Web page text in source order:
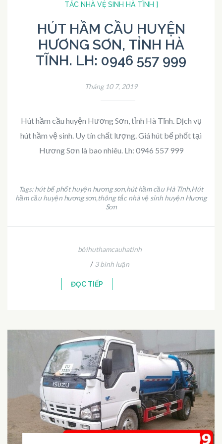
TẮC NHÀ VỆ SINH HÀ TĨNH ]
HÚT HẦM CẦU HUYỆN
HƯƠNG SƠN, TỈNH HÀ
TĨNH. LH: 0946 557 999
Tháng 10 7, 2019
Hút hầm cầu huyện Hương Sơn, tỉnh Hà Tĩnh. Dịch vụ
hút hầm vệ sinh. Uy tín chất lượng. Giá hút bể phốt tại
Hương Sơn là bao nhiêu. Lh: 0946 557 999
Tags:hút bể phốt huyện hương sơn,hút hầm cầu Hà Tĩnh,Hút
hầm cầu huyện hương sơn,thông tắc nhà vệ sinh huyện Hương
Sơn
bởihuthamcauhatinh
/ 3 bình luận
ĐỌC TIẾP